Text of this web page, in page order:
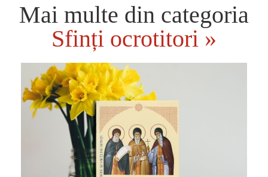
Mai multe din categoria
Sfinți ocrotitori »